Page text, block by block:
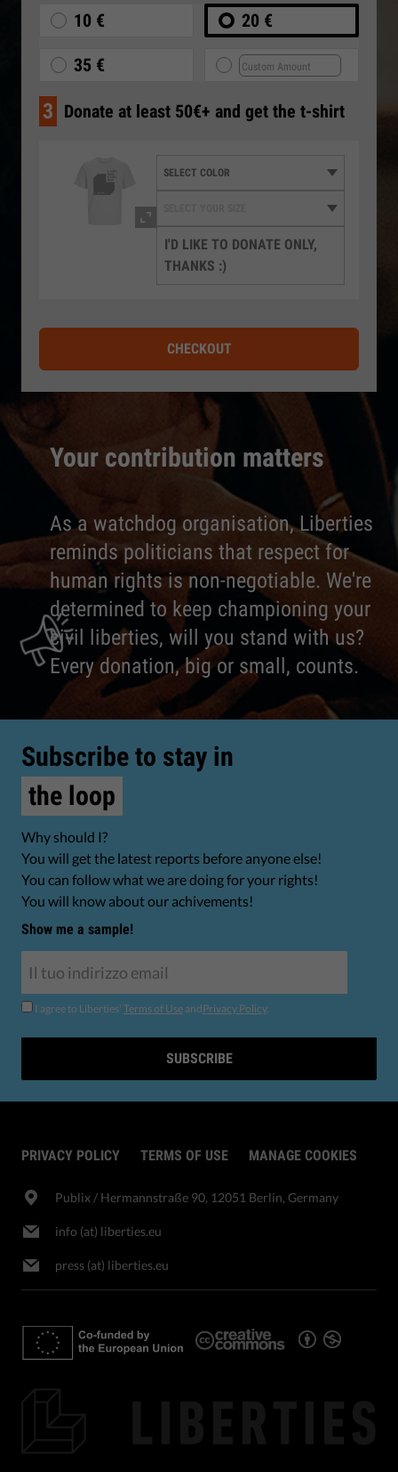
Your contribution matters
As a watchdog organisation, Liberties
reminds politicians that respect for
human rights is non-negotiable. We're
determined to keep championing your
civil liberties, will you stand with us?
Every donation, big or small, counts.
10 € 20 €
35 €
3 Donate at least 50€+ and get the t-shirt
I'D LIKE TO DONATE ONLY,
THANKS :)
CHECKOUT
Subscribe to stay in
the loop
Why should I?
You will get the latest reports before anyone else!
You can follow what we are doing for your rights!
You will know about our achivements!
Show me a sample!
I agree to Liberties' Terms of Use andPrivacy Policy.
SUBSCRIBE
PRIVACY POLICY TERMS OF USE MANAGE COOKIES
Publix​ / Hermannstraße 90, 12051 Berlin, Germany
info (at) liberties.eu
press (at) liberties.eu